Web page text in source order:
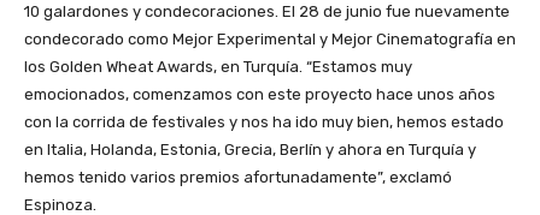
10 galardones y condecoraciones. El 28 de junio fue nuevamente
condecorado como Mejor Experimental y Mejor Cinematografía en
los Golden Wheat Awards, en Turquía. “Estamos muy
emocionados, comenzamos con este proyecto hace unos años
con la corrida de festivales y nos ha ido muy bien, hemos estado
en Italia, Holanda, Estonia, Grecia, Berlín y ahora en Turquía y
hemos tenido varios premios afortunadamente”, exclamó
Espinoza.